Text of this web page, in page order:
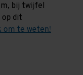
bij twijfel
dit
om te weten!